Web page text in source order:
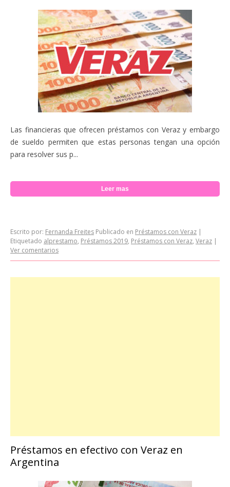
Las financieras que ofrecen préstamos con Veraz y embargo
de sueldo permiten que estas personas tengan una opción
para resolver sus p...
Leer mas
Escrito por: Fernanda Freites Publicado en Préstamos con Veraz |
Etiquetado alprestamo, Préstamos 2019, Préstamos con Veraz, Veraz |
Ver comentarios
Préstamos en efectivo con Veraz en
Argentina